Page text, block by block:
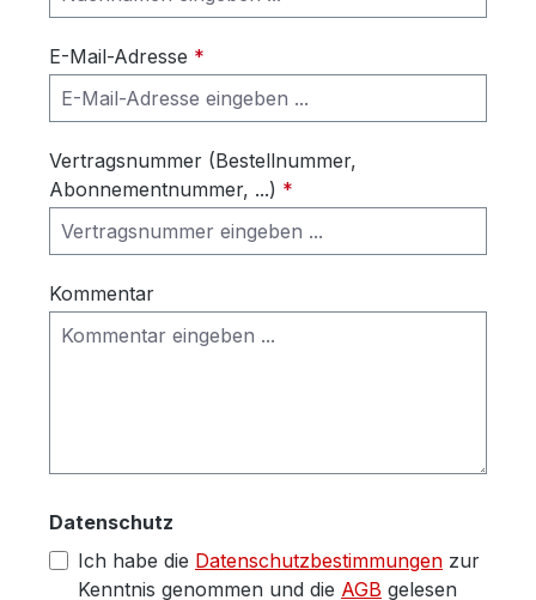
E-Mail-Adresse *
Vertragsnummer (Bestellnummer,
Abonnementnummer, ...) *
Kommentar
Datenschutz
Ich habe die Datenschutzbestimmungen zur
Kenntnis genommen und die AGB gelesen